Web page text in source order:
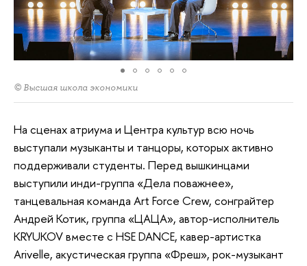
© Высшая школа экономики
На сценах атриума и Центра культур всю ночь
выступали музыканты и танцоры, которых активно
поддерживали студенты. Перед вышкинцами
выступили инди-группа «Дела поважнее»,
танцевальная команда Art Force Crew, сонграйтер
Андрей Котик, группа «ЦАЦА», автор-исполнитель
KRYUKOV вместе с HSE DANCE, кавер-артистка
Arivelle, акустическая группа «Фреш», рок-музыкант